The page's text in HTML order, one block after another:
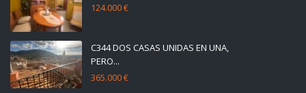
124.000 €
C344 DOS CASAS UNIDAS EN UNA,
PERO...
365.000 €